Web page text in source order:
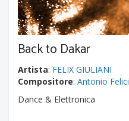
Back to Dakar
Artista: FELIX GIULIANI
Compositore: Antonio Felici
Dance & Elettronica